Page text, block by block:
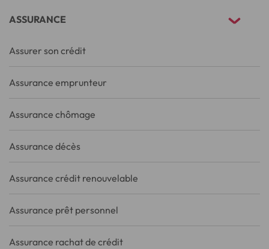
ASSURANCE
Assurer son crédit
Assurance emprunteur
Assurance chômage
Assurance décès
Assurance crédit renouvelable
Assurance prêt personnel
Assurance rachat de crédit